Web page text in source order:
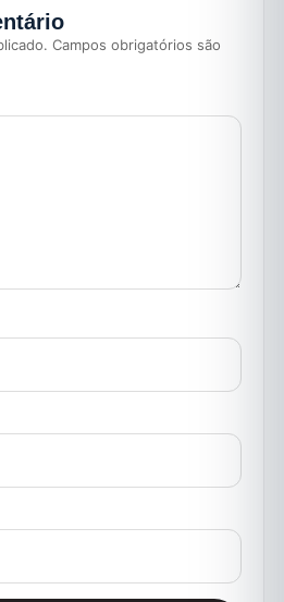
Campos obrigatórios são